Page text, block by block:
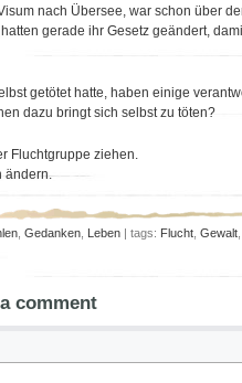
nach Übersee, war schon über
gerade ihr Gesetz geändert,
getötet hatte, haben einige
dazu bringt sich selbst zu töten?
Fluchtgruppe ziehen.
ändern.
Gedanken Leben | tags: Flucht Gewalt
comment